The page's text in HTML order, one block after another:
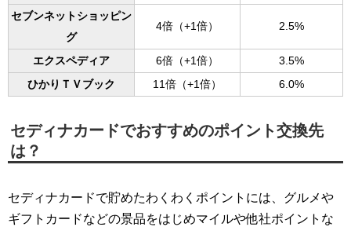
セブンネットショッピン
グ
4倍（+1倍） 2.5%
エクスペディア 6倍（+1倍）
3.5%
ひかりＴＶブック
11倍（+1倍） 6.0%
セディナカードでおすすめのポイント交換先
は？
セディナカードで貯めたわくわくポイントには、グルメや
ギフトカードなどの景品をはじめマイルや他社ポイントな